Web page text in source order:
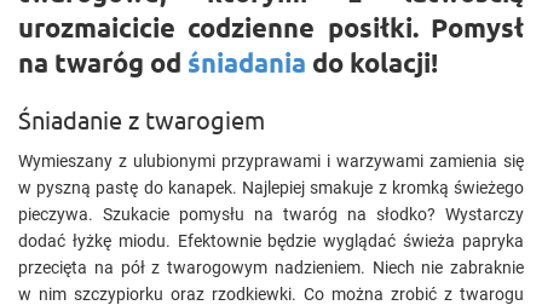
urozmaicicie codzienne posiłki. Pomysł
na twaróg od śniadania do kolacji!
Śniadanie z twarogiem
Wymieszany z ulubionymi przyprawami i warzywami zamienia się
w pyszną pastę do kanapek. Najlepiej smakuje z kromką świeżego
pieczywa. Szukacie pomysłu na twaróg na słodko? Wystarczy
dodać łyżkę miodu. Efektownie będzie wyglądać świeża papryka
przecięta na pół z twarogowym nadzieniem. Niech nie zabraknie
w nim szczypiorku oraz rzodkiewki. Co można zrobić z twarogu